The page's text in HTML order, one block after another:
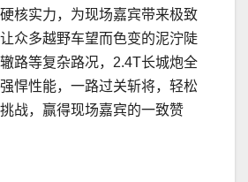
核实力，为现场嘉宾带来极致
众多越野车望而色变的泥泞陡
路等复杂路况，2.4T长城炮全
悍性能，一路过关斩将，轻松
战，赢得现场嘉宾的一致赞